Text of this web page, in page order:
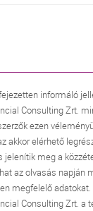
informáló
Consulting Zrt.
ezen
akkor elérhető
meg a
az olvasás napján
megfelelő
Consulting Zrt. a